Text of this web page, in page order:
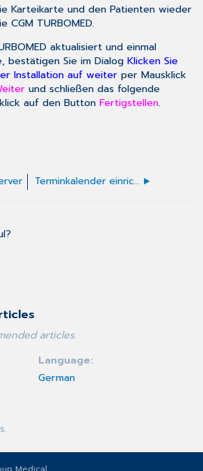
Karteikarte und den Patienten wieder
CGM TURBOMED.
aktualisiert und einmal
bestätigen Sie im Dialog Klicken Sie
Installation auf weiterper Mausklick
und schließen das folgende
auf den Button Fertigstellen.
Terminkalender einrichten
articles.
Language
German